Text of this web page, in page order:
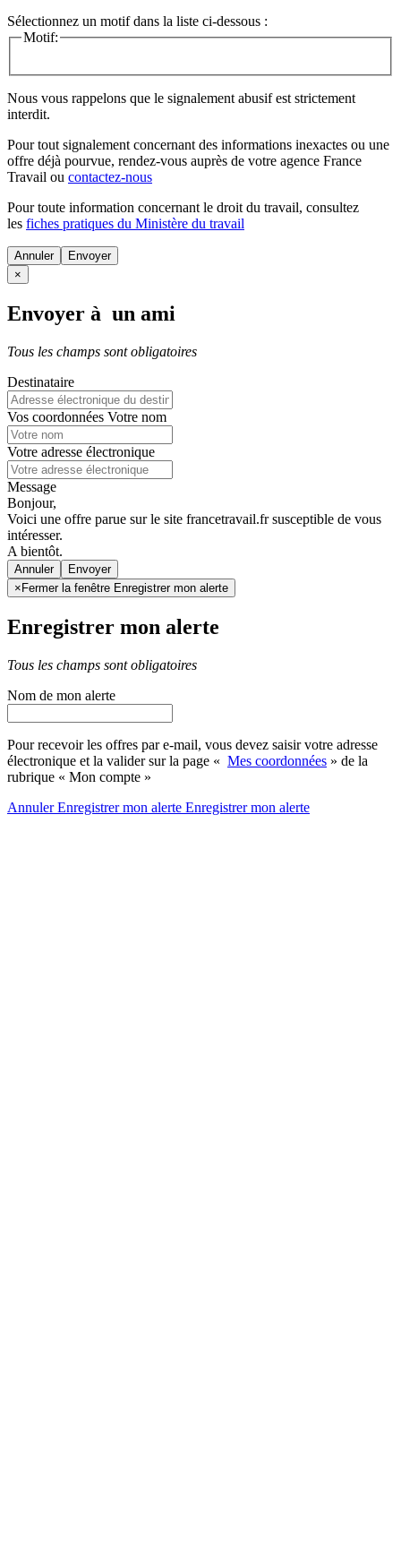
Sélectionnez un motif dans la liste ci-dessous :
Motif:
Nous vous rappelons que le signalement abusif est strictement
interdit.
Pour tout signalement concernant des informations inexactes ou une
offre déjà pourvue, rendez-vous auprès de votre agence France
Travail ou contactez-nous
Pour toute information concernant le droit du travail, consultez
les fiches pratiques du Ministère du travail
Annuler
×
Envoyer à un ami
Tous les champs sont obligatoires
Destinataire
Vos coordonnées Votre nom
Votre adresse électronique
Message
Bonjour,
Voici une offre parue sur le site francetravail.fr susceptible de vous
intéresser.
A bientôt.
Annuler
× Fermer la fenêtre Enregistrer mon alerte
Enregistrer mon alerte
Tous les champs sont obligatoires
Nom de mon alerte
Pour recevoir les offres par e-mail, vous devez saisir votre adresse
électronique et la valider sur la page « Mes coordonnées » de la
rubrique « Mon compte »
AnnulerEnregistrer mon alerte Enregistrermon alerte